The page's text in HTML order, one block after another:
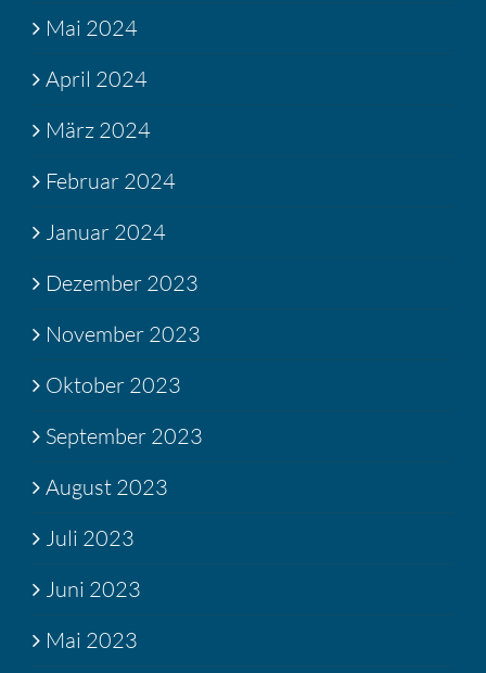
Mai 2024
April 2024
März 2024
Februar 2024
Januar 2024
Dezember 2023
November 2023
Oktober 2023
September 2023
August 2023
Juli 2023
Juni 2023
Mai 2023